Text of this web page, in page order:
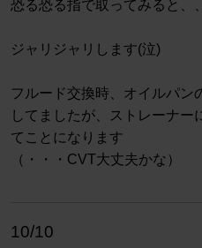
恐る恐る指で取ってみると、
ジャリジャリします(泣)
フルード交換時、オイルパン
してましたが、ストレーナー
てことになります
（・・・CVT大丈夫かな）
10/10